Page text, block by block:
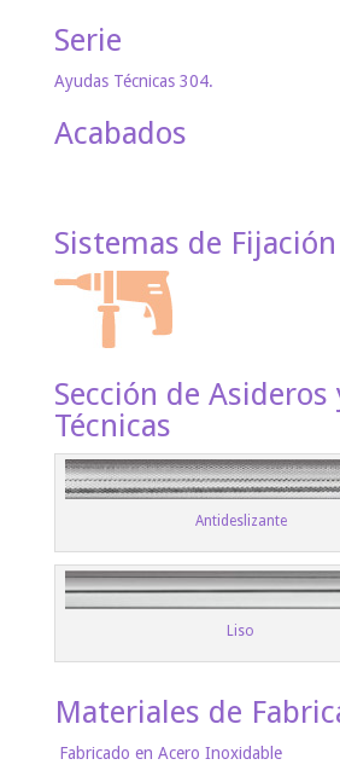
Serie
Ayudas Técnicas 304.
Acabados
Sistemas de Fijación
Sección de Asideros
Técnicas
Antideslizante
Liso
Materiales de
Fabricado en Acero Inoxidable